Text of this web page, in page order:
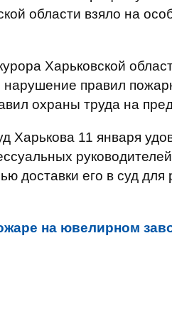
области взяло на
Харьковской
правил
охраны труда на
Харькова 11 января
доставки его в суд
на ювелирном